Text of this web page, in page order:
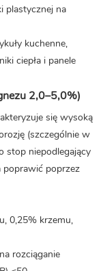
plastycznej na
kuchenne,
ciepła i panele
2,0–5,0%)
się wysoką
(szczególnie w
stop niepodlegający
poprawić poprzez
0,25% krzemu,
rozciąganie